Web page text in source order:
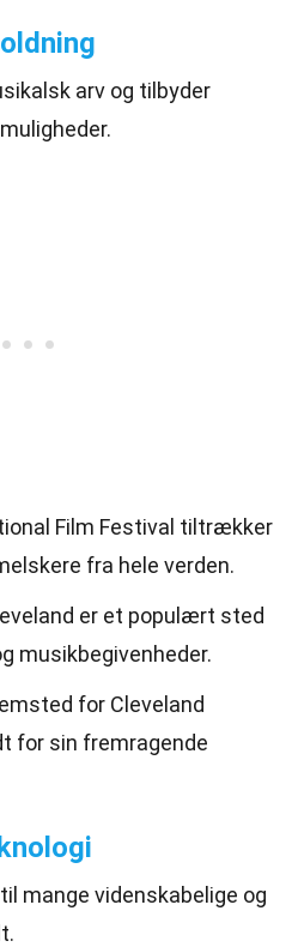
arv og tilbyder
Film Festival tiltrækker
fra hele verden.
er et populært sted
musikbegivenheder.
for Cleveland
for sin fremragende
mange videnskabelige og